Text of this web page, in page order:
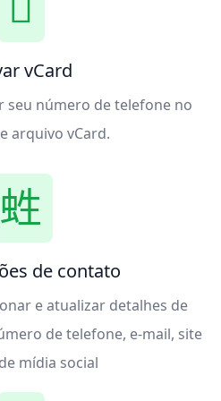
vCard
seu número de telefone no
arquivo vCard.
de contato
e atualizar detalhes de
de telefone, e-mail, site
mídia social